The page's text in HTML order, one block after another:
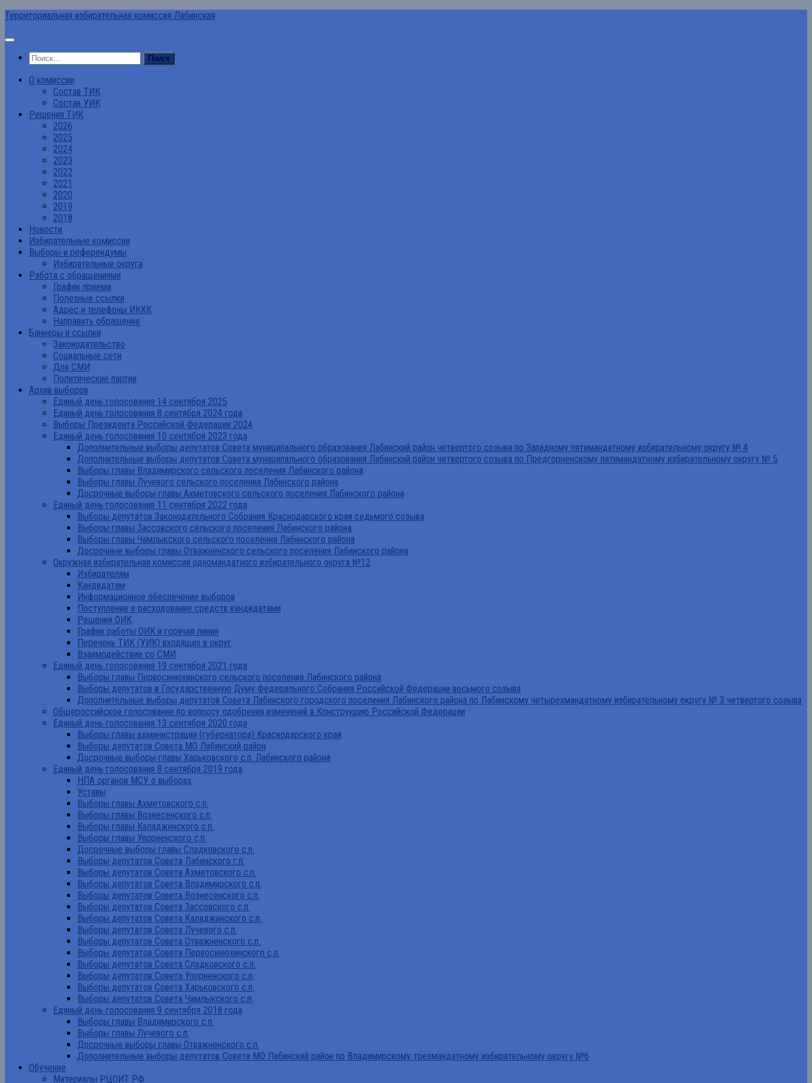
Перейти
содержимому
Территориальная избирательная комиссия Лабинская
Найти:
О комиссии
Состав ТИК
Состав УИК
Решения ТИК
2026
2025
2024
2023
2022
2021
2020
2019
2018
Новости
Избирательные комиссии
Выборы и референдумы
Избирательные округа
Работа с обращениями
График приема
Полезные ссылки
Адрес и телефоны ИККК
Направить обращение
Баннеры и ссылки
Законодательство
Социальные сети
Для СМИ
Политические партии
Архив выборов
Единый день голосования 14 сентября 2025
Единый день голосования 8 сентября 2024 года
Выборы Президента Российской Федерации 2024
Единый день голосования 10 сентября 2023 года
Дополнительные выборы депутатов Совета муниципального образования Лабинский район четвертого созыва по Западному пятимандатному избирательному округу № 4
Дополнительные выборы депутатов Совета муниципального образования Лабинский район четвертого созыва по Предгорненскому пятимандатному избирательному округу № 5
Выборы главы Владимирского сельского поселения Лабинского района
Выборы главы Лучевого сельского поселения Лабинского района
Досрочные выборы главы Ахметовского сельского поселения Лабинского района
Единый день голосования 11 сентября 2022 года
Выборы депутатов Законодательного Собрания Краснодарского края седьмого созыва
Выборы главы Зассовского сельского поселения Лабинского района
Выборы главы Чамлыкского сельского поселения Лабинского района
Досрочные выборы главы Отважненского сельского поселения Лабинского района
Окружная избирательная комиссия одномандатного избирательного округа №12
Избирателям
Кандидатам
Информационное обеспечение выборов
Поступление и расходование средств кандидатами
Решения ОИК
График работы ОИК и горячая линия
Перечень ТИК (УИК) входящих в округ
Взаимодействие со СМИ
Единый день голосования 19 сентября 2021 года
Выборы главы Первосинюхинского сельского поселения Лабинского района
Выборы депутатов в Государственную Думу Федерального Собрания Российской Федерации восьмого созыва
Дополнительные выборы депутатов Совета Лабинского городского поселения Лабинского района по Лабинскому четырехмандатному избирательному округу № 3 четвертого созыва
Общероссийское голосование по вопросу одобрения изменений в Конструкцию Российской Федерации
Единый день голосования 13 сентября 2020 года
Выборы главы администрации (губернатора) Краснодарского края
Выборы депутатов Совета МО Лабинский район
Досрочные выборы главы Харьковского с.п. Лабинского района
Единый день голосования 8 сентября 2019 года
НПА органов МСУ о выборах
Уставы
Выборы главы Ахметовского с.п.
Выборы главы Вознесенского с.п.
Выборы главы Каладжинского с.п.
Выборы главы Упорненского с.п.
Досрочные выборы главы Сладковского с.п.
Выборы депутатов Совета Лабинского г.п.
Выборы депутатов Совета Ахметовского с.п.
Выборы депутатов Совета Владимирского с.п.
Выборы депутатов Совета Вознесенского с.п.
Выборы депутатов Совета Зассовского с.п.
Выборы депутатов Совета Каладжинского с.п.
Выборы депутатов Совета Лучевого с.п.
Выборы депутатов Совета Отважненского с.п.
Выборы депутатов Совета Первосинюхинского с.п.
Выборы депутатов Совета Сладковского с.п.
Выборы депутатов Совета Упорненского с.п.
Выборы депутатов Совета Харьковского с.п.
Выборы депутатов Совета Чамлыкского с.п.
Единый день голосования 9 сентября 2018 года
Выборы главы Владимирского с.п.
Выборы главы Лучевого с.п.
Досрочные выборы главы Отважненского с.п.
Дополнительные выборы депутатов Совета МО Лабинский район по Владимирскому трехмандатному избирательному округу №6
Обучение
Материалы РЦОИТ РФ